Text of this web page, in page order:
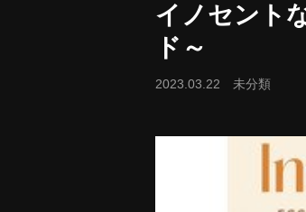
イノセント
ド～
2023.03.22 未分類